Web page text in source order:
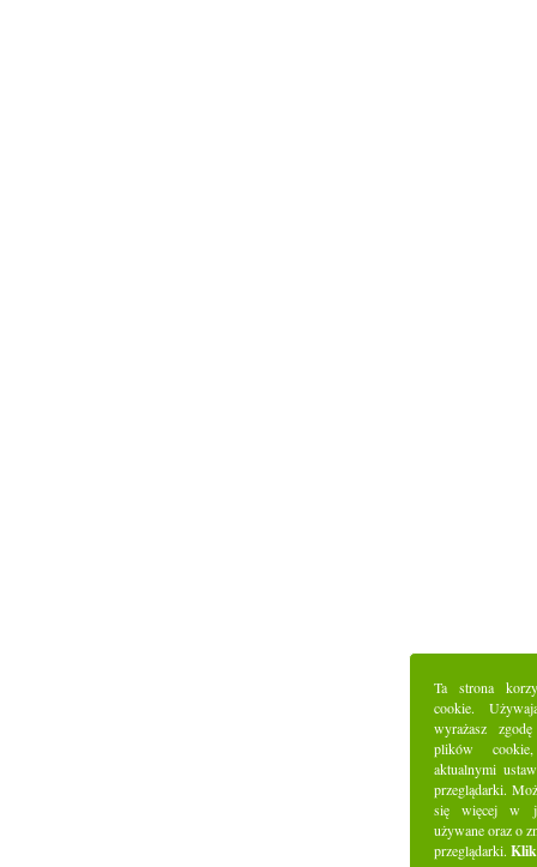
Ta strona
cookie.
wyrażasz
plików
aktualnymi
przeglądarki.
się więcej w
używane oraz o
przeglądarki.